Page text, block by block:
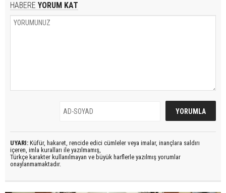
HABERE YORUM KAT
UYARI: Küfür, hakaret, rencide edici cümleler veya imalar, inançlara saldırı
içeren, imla kuralları ile yazılmamış,
Türkçe karakter kullanılmayan ve büyük harflerle yazılmış yorumlar
onaylanmamaktadır.